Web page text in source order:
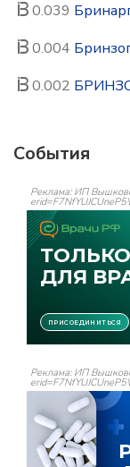
0.039
0.004
0.002
События
Реклама: ИП
Реклама: ИП